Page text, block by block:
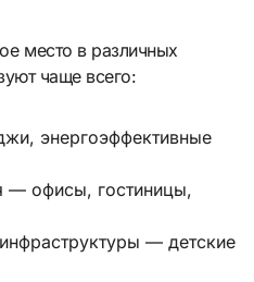
место в различных
чаще всего:
энергоэффективные
— офисы, гостиницы,
— детские